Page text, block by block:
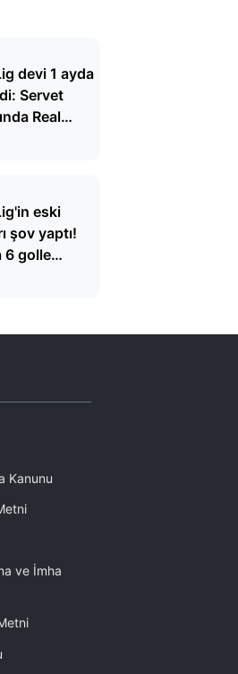
devi 1 ayda
Servet
Real
eski
şov yaptı!
6 golle
Kanunu
ve İmha